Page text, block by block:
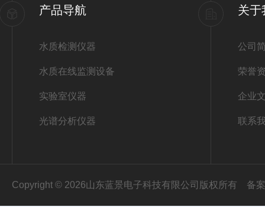
产品导航
水质检测仪器
水质在线监测设备
实验室仪器
光谱分析仪器
关于
公司
荣誉
企业
联系
Copyright © 2026山东蓝景电子科技有限公司版权所有 备